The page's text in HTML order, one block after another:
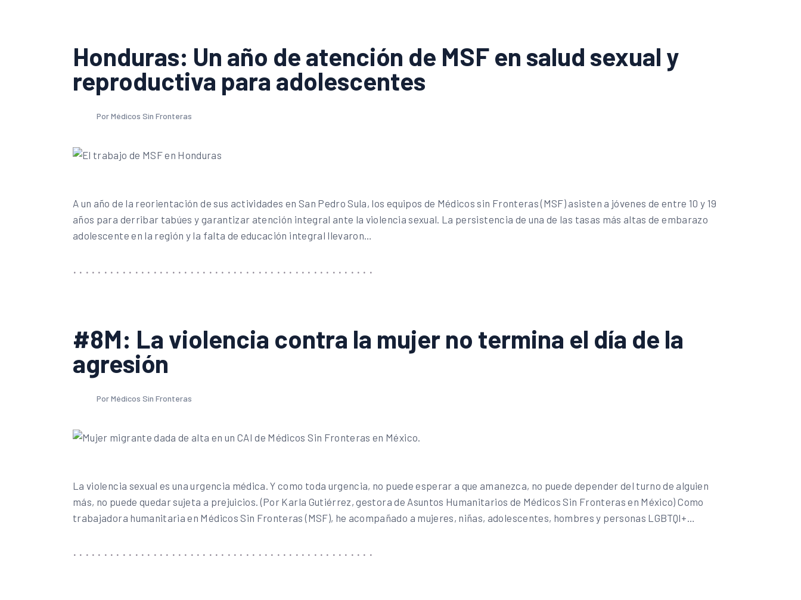
Honduras: Un año de atención de MSF en salud sexual y
reproductiva para adolescentes
Por Médicos Sin Fronteras
A un año de la reorientación de sus actividades en San Pedro Sula, los equipos de Médicos sin Fronteras (MSF) asisten a jóvenes de entre 10 y 19
años para derribar tabúes y garantizar atención integral ante la violencia sexual. La persistencia de una de las tasas más altas de embarazo
adolescente en la región y la falta de educación integral llevaron…
#8M: La violencia contra la mujer no termina el día de la
agresión
Por Médicos Sin Fronteras
La violencia sexual es una urgencia médica. Y como toda urgencia, no puede esperar a que amanezca, no puede depender del turno de alguien
más, no puede quedar sujeta a prejuicios. (Por Karla Gutiérrez, gestora de Asuntos Humanitarios de Médicos Sin Fronteras en México) Como
trabajadora humanitaria en Médicos Sin Fronteras (MSF), he acompañado a mujeres, niñas, adolescentes, hombres y personas LGBTQI+…